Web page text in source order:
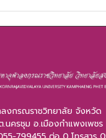
ลงกรณราชวิทยาลัย จังหวัด
นครชุม อ.เมืองกำแพงเพชร